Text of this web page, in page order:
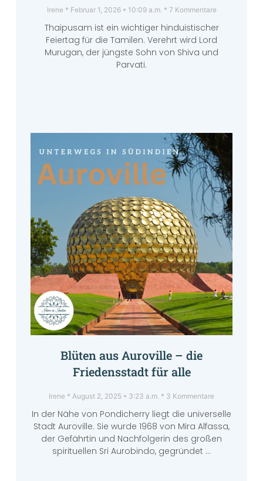
Irene Februar 1, 2026 10:09 a.m. 7 Kommentare
Thaipusam ist ein wichtiger hinduistischer
Feiertag für die Tamilen. Verehrt wird Lord
Murugan, der jüngste Sohn von Shiva und
Parvati.
Blüten aus Auroville – die
Friedensstadt für alle
Irene August 2, 2025 3:23 a.m. 3 Kommentare
In der Nähe von Pondicherry liegt die universelle
Stadt Auroville. Sie wurde 1968 von Mira Alfassa,
der Gefährtin und Nachfolgerin des großen
spirituellen Sri Aurobindo, gegründet …